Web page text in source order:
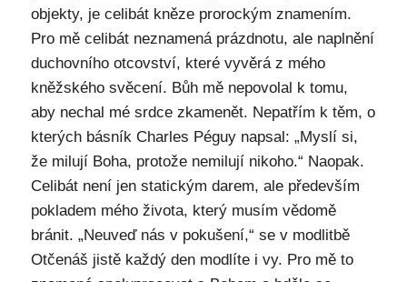
objekty, je celibát kněze prorockým znamením.
Pro mě celibát neznamená prázdnotu, ale naplnění
duchovního otcovství, které vyvěrá z mého
kněžského svěcení. Bůh mě nepovolal k tomu,
aby nechal mé srdce zkamenět. Nepatřím k těm, o
kterých básník Charles Péguy napsal: „Myslí si,
že milují Boha, protože nemilují nikoho.“ Naopak.
Celibát není jen statickým darem, ale především
pokladem mého života, který musím vědomě
bránit. „Neuveď nás v pokušení,“ se v modlitbě
Otčenáš jistě každý den modlíte i vy. Pro mě to